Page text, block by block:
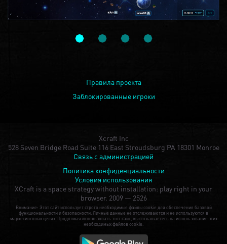
Правила проекта
Заблокированные игроки
Xcraft Inc
528 Seven Bridge Road Suite 116 East Stroudsburg PA 18301 Monroe
Связь с администрацией
Политика конфиденциальности
Условия использования
XCraft is a space strategy without installation: play right in your
browser. 2009 — 2526
Внимание: Этот сайт использует строго необходимые файлы cookie для обеспечения базовой
функциональности и безопасности. Личные данные не отслеживаются и не используются в
маркетинговых целях. Продолжая использовать этот сайт, вы соглашаетесь на использование этих
необходимых файлов cookie.